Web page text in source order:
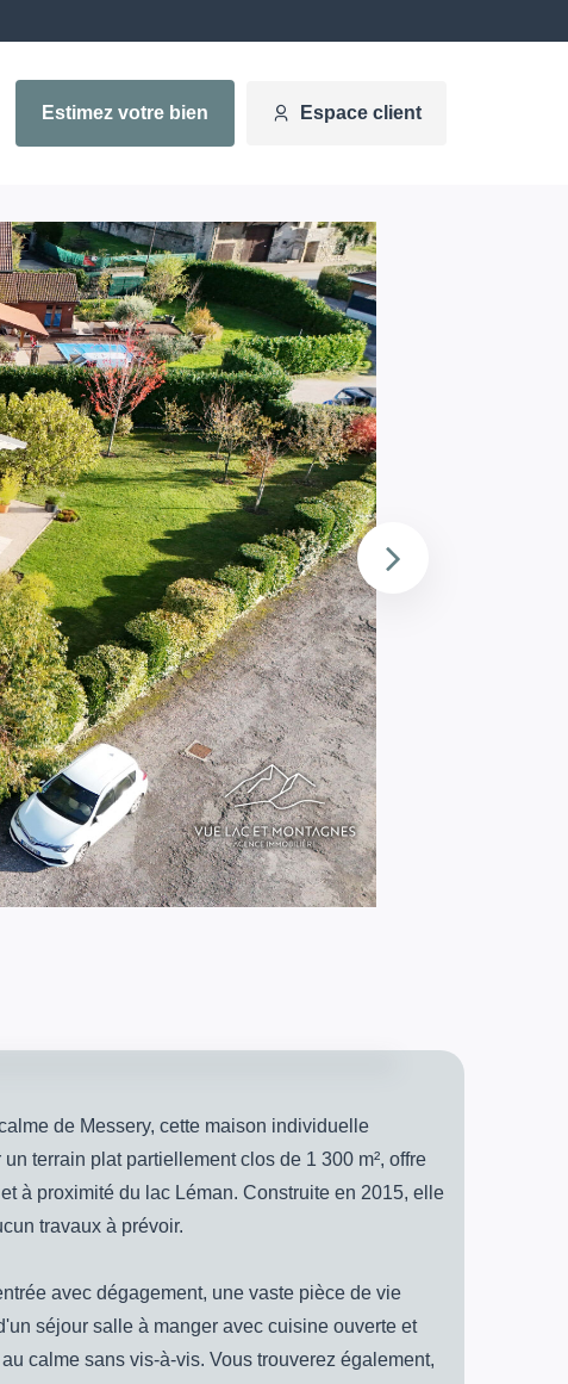
Estimez votre bien Espace client
de Messery, cette maison individuelle
terrain plat partiellement clos de 1 300 m², offre
à proximité du lac Léman. Construite en 2015, elle
travaux à prévoir.
avec dégagement, une vaste pièce de vie
séjour salle à manger avec cuisine ouverte et
calme sans vis-à-vis. Vous trouverez également,